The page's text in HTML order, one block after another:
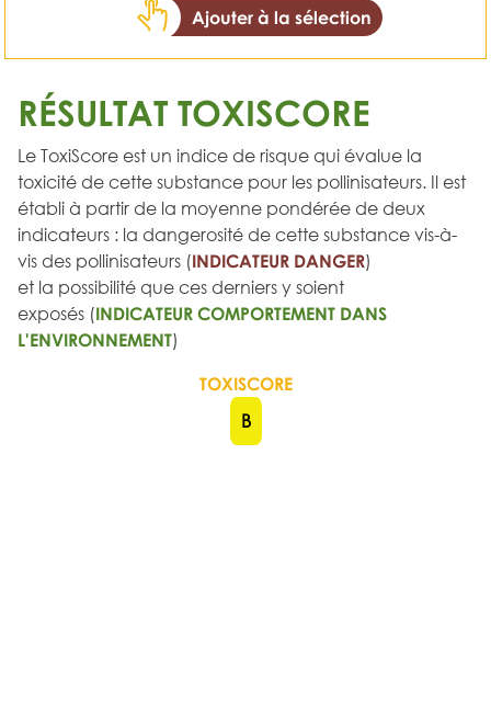
Ajouter à la sélection
RÉSULTAT TOXISCORE
Le ToxiScore est un indice de risque qui évalue la
toxicité de cette substance pour les pollinisateurs. Il est
établi à partir de la moyenne pondérée de deux
indicateurs : la dangerosité de cette substance vis-à-
vis des pollinisateurs (INDICATEUR DANGER)
et la possibilité que ces derniers y soient
exposés (INDICATEUR COMPORTEMENT DANS
L'ENVIRONNEMENT)
TOXISCORE
B